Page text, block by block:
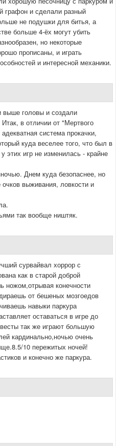
графон и сделали разный
не подушки для битья, а
больше 4-ёх могут убить
но некоторые
прописаны, и играть
и интересной механики.
выше головы и создали
в отличии от "Мертвого
система прокачки,
куда веселее того, что был в
этих игр не изменилась - крайне
Днем куда безопаснее, но
выживания, ловкости и
так вообще ништяк.
сурвайвал хоррор с
как в старой доброй
ножом,отрывая конечности
от бешеных мозгоедов
навыки паркура
оставаться в игре до
так же играют большую
кардинально,ночью очень
10 пережитых ночей!
и конечно же паркура.